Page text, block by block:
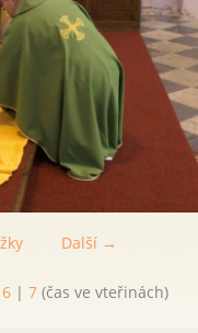
Další →
6 | 7 (čas ve vteřinách)